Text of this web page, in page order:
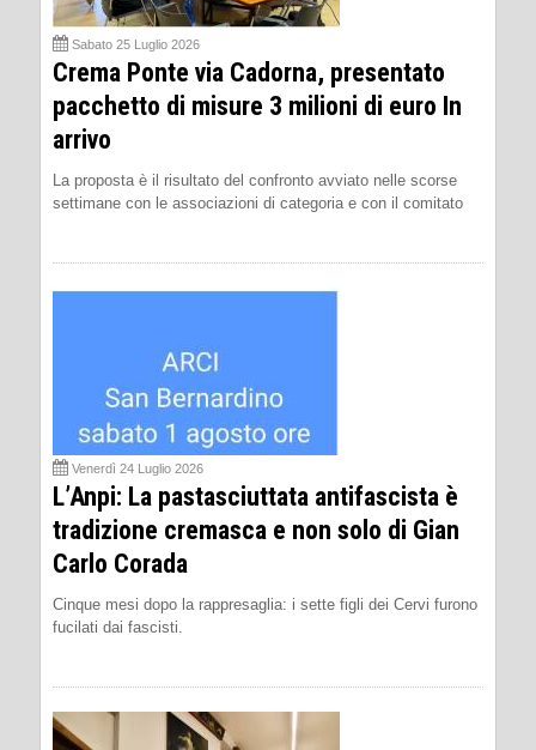
Sabato 25 Luglio 2026
Crema Ponte via Cadorna, presentato
pacchetto di misure 3 milioni di euro In
arrivo
La proposta è il risultato del confronto avviato nelle scorse
settimane con le associazioni di categoria e con il comitato
Venerdì 24 Luglio 2026
L’Anpi: La pastasciuttata antifascista è
tradizione cremasca e non solo di Gian
Carlo Corada
Cinque mesi dopo la rappresaglia: i sette figli dei Cervi furono
fucilati dai fascisti.